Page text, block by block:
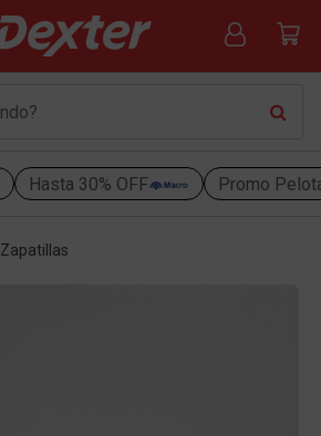
Hasta 30% OFF Promo
Zapatillas